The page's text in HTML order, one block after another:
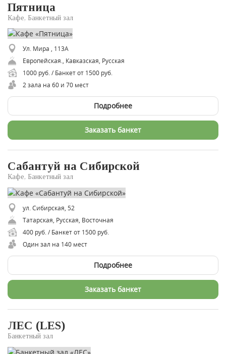
Пятница
Кафе, Банкетный зал
Ул. Мира , 113А
Европейская., Кавказская, Русская
1000 руб. / Банкет от 1500 руб.
2 зала на 60 и 70 мест
Подробнее
Заказать банкет
Сабантуй на Сибирской
Кафе, Банкетный зал
ул. Сибирская, 52
Татарская, Русская, Восточная
400 руб. / Банкет от 1500 руб.
Один зал на 140 мест
Подробнее
Заказать банкет
ЛЕС (LES)
Банкетный зал